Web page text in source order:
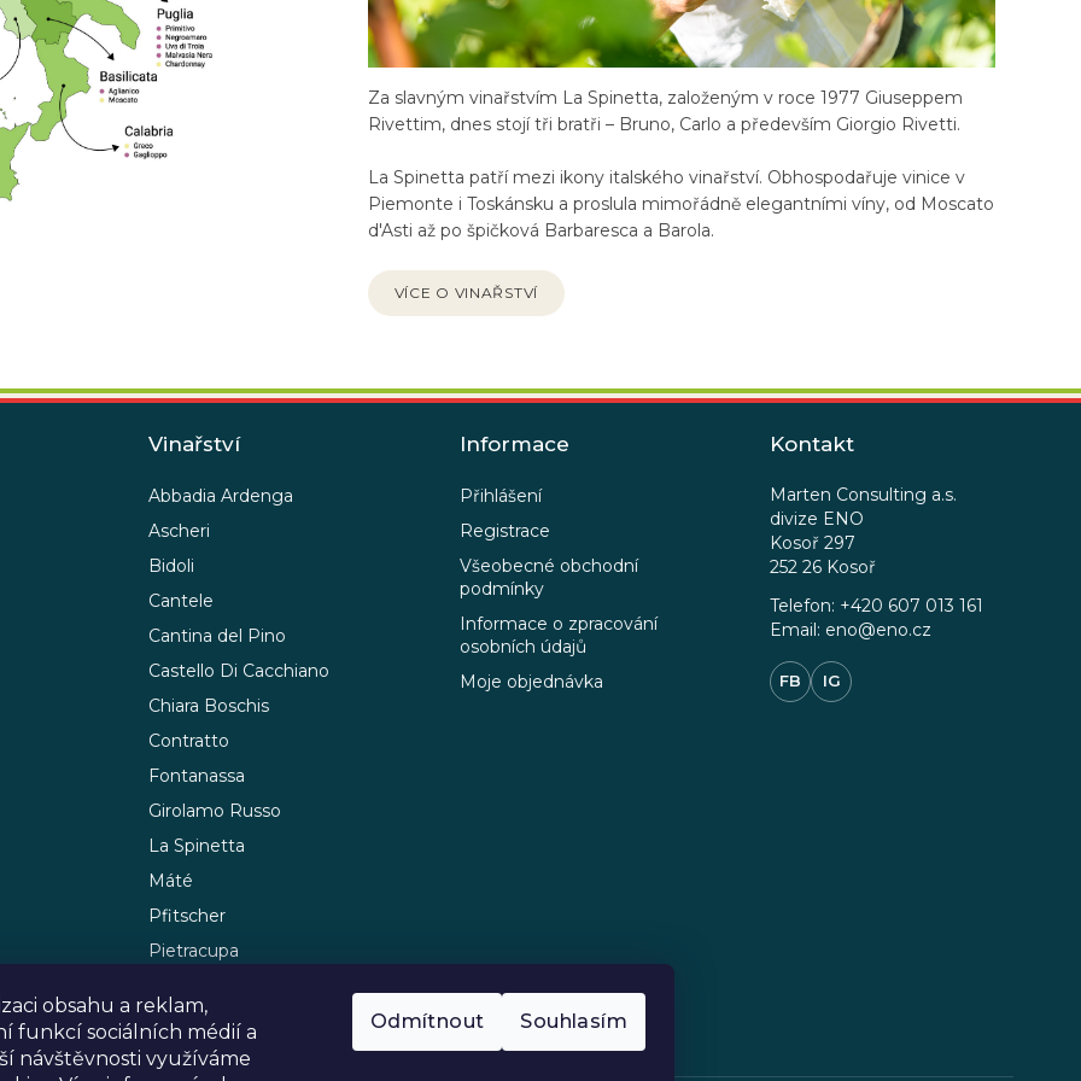
obsahu a reklam,
funkcí sociálních médií a
návštěvnosti využíváme
Odmítnout Souhlasím
Za slavným vinařstvím La Spinetta, založeným v roce 1977 Giuseppem
Rivettim, dnes stojí tři bratři – Bruno, Carlo a především Giorgio Rivetti.
La Spinetta patří mezi ikony italského vinařství. Obhospodařuje vinice v
Piemonte i Toskánsku a proslula mimořádně elegantními víny, od Moscato
d'Asti až po špičková Barbaresca a Barola.
VÍCE O VINAŘSTVÍ
Vinařství
Abbadia Ardenga
Ascheri
Bidoli
Cantele
Cantina del Pino
Castello Di Cacchiano
Chiara Boschis
Contratto
Fontanassa
Girolamo Russo
La Spinetta
Máté
Pfitscher
Pietracupa
Sturm
Informace
Přihlášení
Registrace
Všeobecné obchodní
podmínky
Informace o zpracování
osobních údajů
Moje objednávka
Kontakt
Marten Consulting a.s.
divize ENO
Kosoř 297
252 26 Kosoř
Telefon: +420 607 013 161
Email: eno@eno.cz
FB IG